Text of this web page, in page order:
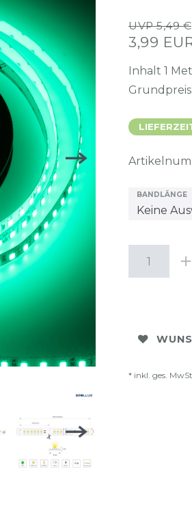
UVP 5,49 €
3,99
Inhalt 1
Grundpreis
BANDLÄNGE
* inkl. ges.